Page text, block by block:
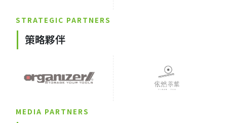
STRATEGIC PARTNERS
策略夥伴
MEDIA PARTNERS